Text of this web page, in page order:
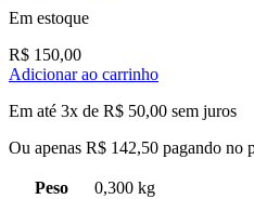
Em estoque
R$ 150,00
Adicionar ao carrinho
Em até 3x de R$ 50,00 sem juros
Ou apenas R$ 142,50 pagando no
Peso
0,300 kg